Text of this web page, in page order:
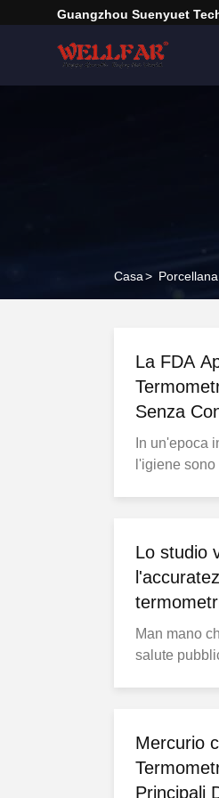
Guangzhou Suenyuet
Casa>
La FDA
Senza
In un'epoca
l'igiene
soluzione
accuratezza
nella
Lo studio
Man mano
salute
sicuri non è
In aree ad
aeroporti e
Mercurio
Principali